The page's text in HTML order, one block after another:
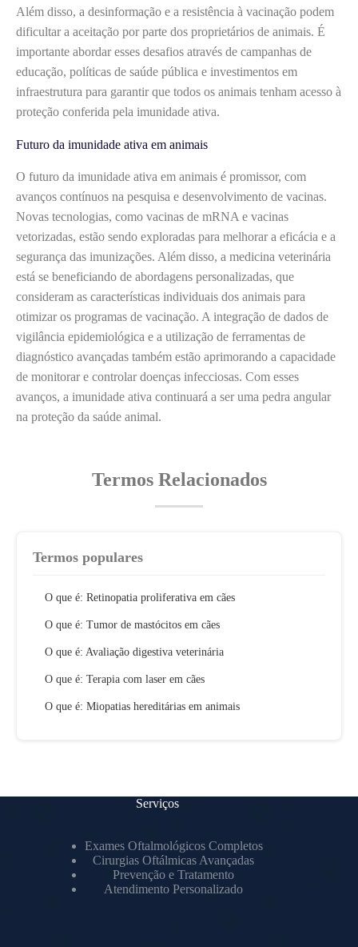
Além disso, a desinformação e a resistência à vacinação podem
dificultar a aceitação por parte dos proprietários de animais. É
importante abordar esses desafios através de campanhas de
educação, políticas de saúde pública e investimentos em
infraestrutura para garantir que todos os animais tenham acesso à
proteção conferida pela imunidade ativa.
Futuro da imunidade ativa em animais
O futuro da imunidade ativa em animais é promissor, com
avanços contínuos na pesquisa e desenvolvimento de vacinas.
Novas tecnologias, como vacinas de mRNA e vacinas
vetorizadas, estão sendo exploradas para melhorar a eficácia e a
segurança das imunizações. Além disso, a medicina veterinária
está se beneficiando de abordagens personalizadas, que
consideram as características individuais dos animais para
otimizar os programas de vacinação. A integração de dados de
vigilância epidemiológica e a utilização de ferramentas de
diagnóstico avançadas também estão aprimorando a capacidade
de monitorar e controlar doenças infecciosas. Com esses
avanços, a imunidade ativa continuará a ser uma pedra angular
na proteção da saúde animal.
Termos Relacionados
Termos populares
O que é: Retinopatia proliferativa em cães
O que é: Tumor de mastócitos em cães
O que é: Avaliação digestiva veterinária
O que é: Terapia com laser em cães
O que é: Miopatias hereditárias em animais
Serviços
Exames Oftalmológicos Completos
Cirurgias Oftálmicas Avançadas
Prevenção e Tratamento
Atendimento Personalizado